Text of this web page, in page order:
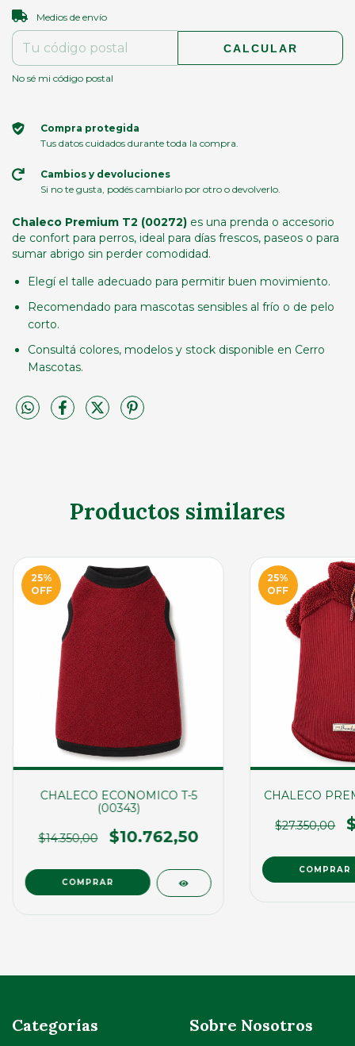
Entregas para el CP:
Medios de envío
CALCULAR
No sé mi código postal
Compra protegida
Tus datos cuidados durante toda la compra.
Cambios y devoluciones
Si no te gusta, podés cambiarlo por otro o devolverlo.
Chaleco Premium T2 (00272) es una prenda o accesorio
de confort para perros, ideal para días frescos, paseos o para
sumar abrigo sin perder comodidad.
Elegí el talle adecuado para permitir buen movimiento.
Recomendado para mascotas sensibles al frío o de pelo
corto.
Consultá colores, modelos y stock disponible en Cerro
Mascotas.
Productos similares
25%
OFF
CHALECO ECONOMICO T-5
(00343)
$14.350,00 $10.762,50
COMPRAR
25%
OFF
CHALECO
$27.350,00
COMPRAR
Categorías Sobre Nosotros